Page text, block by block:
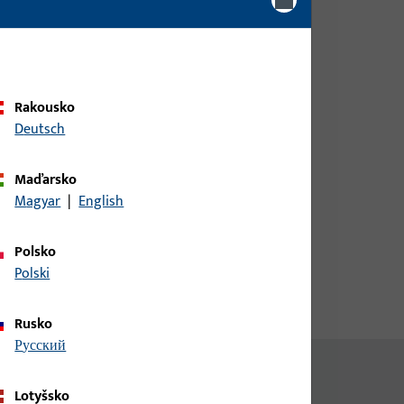
Pro získání informací o ceně
Rakousko
Deutsch
Maďarsko
Magyar | English
Polsko
Polski
Rusko
русский
Lotyšsko